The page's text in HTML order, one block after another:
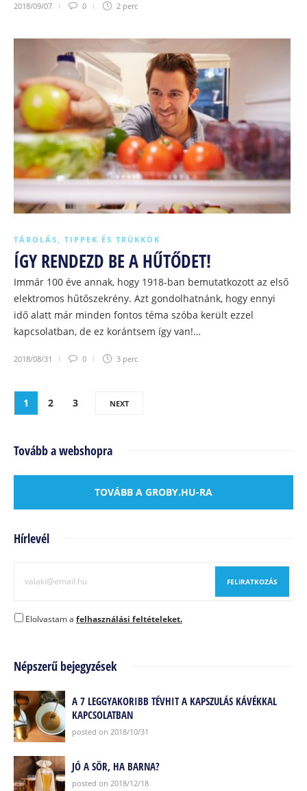
2018/09/07 0 2 perc
TÁROLÁS TIPPEK ÉS TRÜKKÖK
ÍGY RENDEZD BE A HŰTŐDET!
Immár 100 éve annak, hogy 1918-ban bemutatkozott az első
elektromos hűtőszekrény. Azt gondolhatnánk, hogy ennyi
idő alatt már minden fontos téma szóba került ezzel
kapcsolatban, de ez korántsem így van!…
2018/08/31 0 3 perc
1 2 3 NEXT
Tovább a webshopra
TOVÁBB A GROBY.HU-RA
Hírlevél
Elolvastam a felhasználási feltételeket.
Népszerű bejegyzések
A 7 LEGGYAKORIBB TÉVHIT A KAPSZULÁS KÁVÉKKAL
KAPCSOLATBAN
posted on 2018/10/31
JÓ A SÖR, HA BARNA?
posted on 2018/12/18